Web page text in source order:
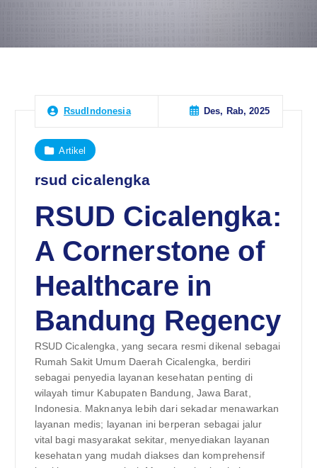
RsudIndonesia Des, Rab, 2025
Artikel
rsud cicalengka
RSUD Cicalengka:
A Cornerstone of
Healthcare in
Bandung Regency
RSUD Cicalengka, yang secara resmi dikenal sebagai
Rumah Sakit Umum Daerah Cicalengka, berdiri
sebagai penyedia layanan kesehatan penting di
wilayah timur Kabupaten Bandung, Jawa Barat,
Indonesia. Maknanya lebih dari sekadar menawarkan
layanan medis; layanan ini berperan sebagai jalur
vital bagi masyarakat sekitar, menyediakan layanan
kesehatan yang mudah diakses dan komprehensif